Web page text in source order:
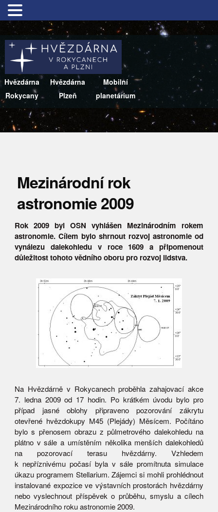
Hvězdárna
Rokycany
Hvězdárna
Plzeň
Mobilní
planetárium
Mezinárodní rok
astronomie 2009
Rok 2009 byl OSN vyhlášen Mezinárodním rokem
astronomie. Cílem bylo shrnout rozvoj astronomie od
vynálezu dalekohledu v roce 1609 a připomenout
důležitost tohoto vědního oboru pro rozvoj lidstva.
Na Hvězdárně v Rokycanech proběhla zahajovací akce
7. ledna 2009 od 17 hodin. Po krátkém úvodu bylo pro
případ jasné oblohy připraveno pozorování zákrytu
otevřené hvězdokupy M45 (Plejády) Měsícem. Počítáno
bylo s přenosem obrazu z půlmetrového dalekohledu na
plátno v sále a umístěním několika menších dalekohledů
na pozorovací terasu hvězdárny. Vzhledem
k nepříznivému počasí byla v sále promítnuta simulace
úkazu programem Stellarium. Zájemci si mohli prohlédnout
instalované expozice ve výstavních prostorách hvězdárny
nebo vyslechnout příspěvek o průběhu, smyslu a cílech
Mezinárodního roku astronomie 2009.